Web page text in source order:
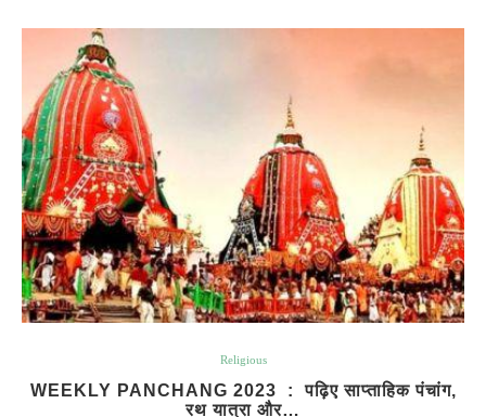
Religious
WEEKLY PANCHANG 2023 : पढ़िए साप्ताहिक पंचांग,
रथ यात्रा और…